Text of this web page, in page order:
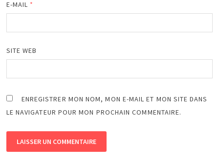
E-MAIL *
SITE WEB
ENREGISTRER MON NOM, MON E-MAIL ET MON SITE DANS
LE NAVIGATEUR POUR MON PROCHAIN COMMENTAIRE.